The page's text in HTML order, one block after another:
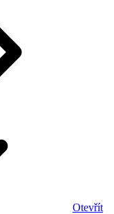
Otevřít